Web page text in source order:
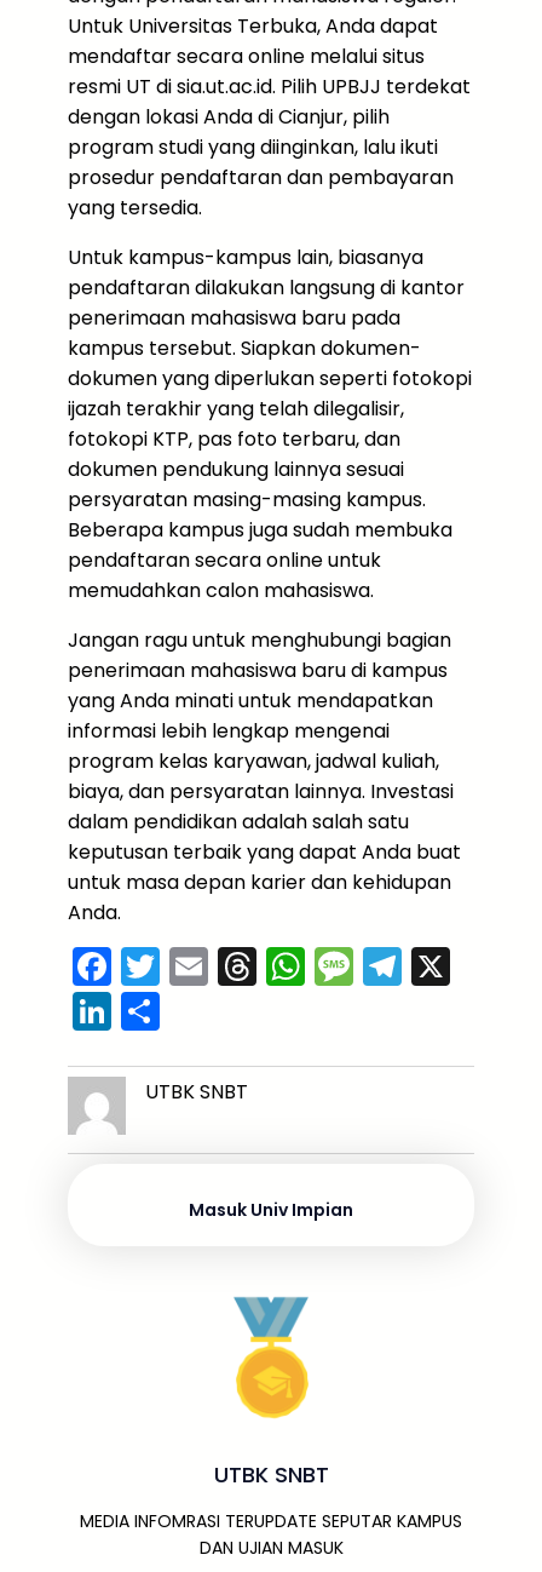
Untuk Universitas Terbuka, Anda dapat
mendaftar secara online melalui situs
resmi UT di sia.ut.ac.id. Pilih UPBJJ terdekat
dengan lokasi Anda di Cianjur, pilih
program studi yang diinginkan, lalu ikuti
prosedur pendaftaran dan pembayaran
yang tersedia.
Untuk kampus-kampus lain, biasanya
pendaftaran dilakukan langsung di kantor
penerimaan mahasiswa baru pada
kampus tersebut. Siapkan dokumen-
dokumen yang diperlukan seperti fotokopi
ijazah terakhir yang telah dilegalisir,
fotokopi KTP, pas foto terbaru, dan
dokumen pendukung lainnya sesuai
persyaratan masing-masing kampus.
Beberapa kampus juga sudah membuka
pendaftaran secara online untuk
memudahkan calon mahasiswa.
Jangan ragu untuk menghubungi bagian
penerimaan mahasiswa baru di kampus
yang Anda minati untuk mendapatkan
informasi lebih lengkap mengenai
program kelas karyawan, jadwal kuliah,
biaya, dan persyaratan lainnya. Investasi
dalam pendidikan adalah salah satu
keputusan terbaik yang dapat Anda buat
untuk masa depan karier dan kehidupan
Anda.
F
a
c
e
b
o
T
w
er
E
m
l
T
hr
a
s
W
h
ts
p
p
M
e
s
g
T
el
gr
m
Li
n
k
e
dI
ar
UTBK SNBT
Masuk Univ Impian
UTBK SNBT
MEDIA INFOMRASI TERUPDATE SEPUTAR KAMPUS
DAN UJIAN MASUK